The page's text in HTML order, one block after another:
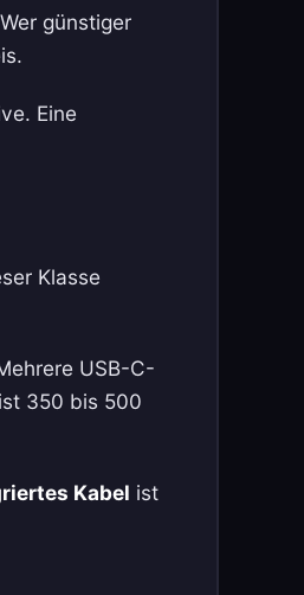
günstiger
Eine
Klasse
USB-C-
350 bis 500
Kabel ist